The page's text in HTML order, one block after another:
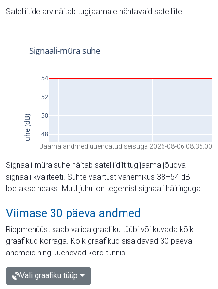
Satelliitide arv näitab tugijaamale nähtavaid satelliite.
Jaama andmed uuendatud seisuga 2026-08-06 08:36:00
Signaali-müra suhe näitab satelliidilt tugijaama jõudva
signaali kvaliteeti. Suhte väärtust vahemikus 38–54 dB
loetakse heaks. Muul juhul on tegemist signaali häiringuga.
Viimase 30 päeva andmed
Rippmenüüst saab valida graafiku tüübi või kuvada kõik
graafikud korraga. Kõik graafikud sisaldavad 30 päeva
andmeid ning uuenevad kord tunnis.
Vali graafiku tüüp